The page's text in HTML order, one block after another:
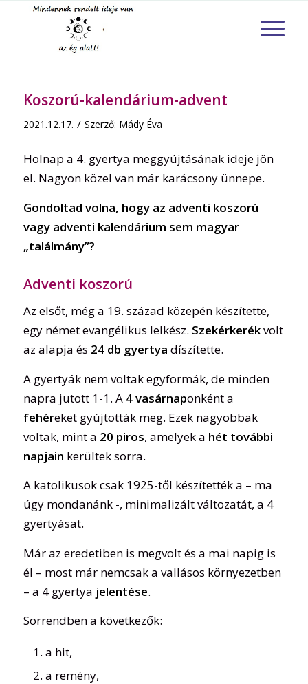
Koszorú-kalendárium-advent
2021.12.17. / Szerző: Mády Éva
Holnap a 4. gyertya meggyújtásának ideje jön
el. Nagyon közel van már karácsony ünnepe.
Gondoltad volna, hogy az adventi koszorú
vagy adventi kalendárium sem magyar
„találmány”?
Adventi koszorú
Az elsőt, még a 19. század közepén készítette,
egy német evangélikus lelkész. Szekérkerékvolt
az alapja és 24 db gyertya díszítette.
A gyertyák nem voltak egyformák, de minden
napra jutott 1-1. A 4vasárnaponként a
fehéreket gyújtották meg. Ezek nagyobbak
voltak, mint a 20 piros, amelyek a hét további
napjain kerültek sorra.
A katolikusok csak 1925-től készítették a – ma
úgy mondanánk -, minimalizált változatát, a 4
gyertyásat.
Már az eredetiben is megvolt és a mai napig is
él – most már nemcsak a vallásos környezetben
– a 4 gyertya jelentése.
Sorrendben a következők:
a hit,
a remény,